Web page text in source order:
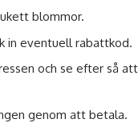
blommor.
in eventuell rabattkod.
och se efter så
genom att betala.